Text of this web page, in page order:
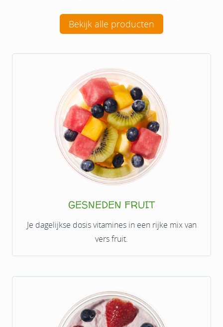
Bekijk alle producten
GESNEDEN FRUIT
Je dagelijkse dosis vitamines in een rijke mix van
vers fruit.